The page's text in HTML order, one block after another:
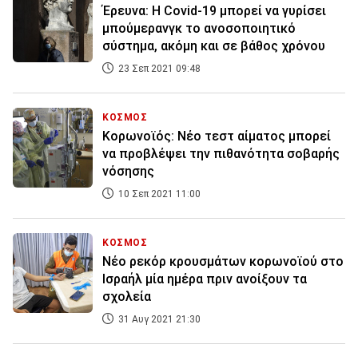
Έρευνα: Η Covid-19 μπορεί να γυρίσει
μπούμερανγκ το ανοσοποιητικό
σύστημα, ακόμη και σε βάθος χρόνου
23 Σεπ 2021 09:48
ΚΟΣΜΟΣ
Κορωνοϊός: Νέο τεστ αίματος μπορεί
να προβλέψει την πιθανότητα σοβαρής
νόσησης
10 Σεπ 2021 11:00
ΚΟΣΜΟΣ
Νέο ρεκόρ κρουσμάτων κορωνοϊού στο
Ισραήλ μία ημέρα πριν ανοίξουν τα
σχολεία
31 Αυγ 2021 21:30